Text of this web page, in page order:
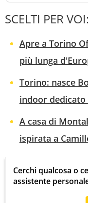
SCELTI PER VOI:
Apre a Torino
più lunga
Torino: nasce
indoor
A casa di
ispirata a
Cerchi qualcosa o
assistente